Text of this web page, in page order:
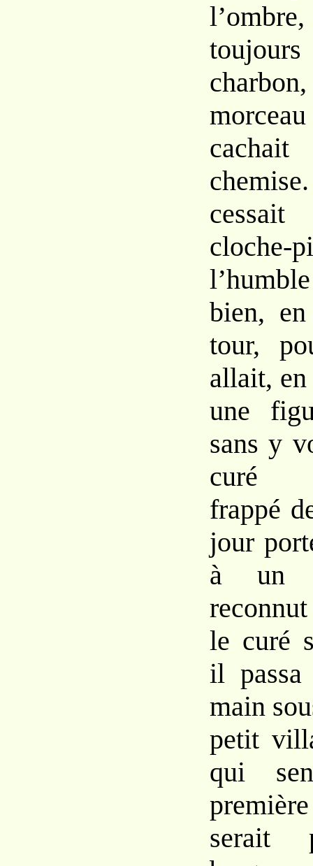
bien,
tour,
allait,
une
sans y
curé
frappé
jour
à un
le curé
il passa
main
petit
qui
serait